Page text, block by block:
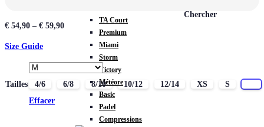
TA Court
Premium
Miami
Storm
Victory
Météore
Basic
Padel
Compressions
Chercher
€ 54,90 – € 59,90
Size Guide
Tailles 4/6 6/8 8/10 10/12 12/14 XS S
Effacer